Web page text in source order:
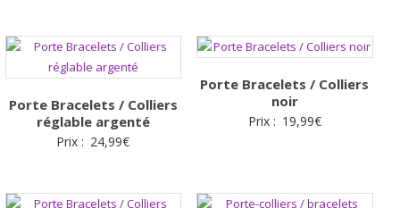
Porte Bracelets / Colliers
réglable argenté
Prix : 24,99€
Porte Bracelets / Colliers
noir
Prix : 19,99€